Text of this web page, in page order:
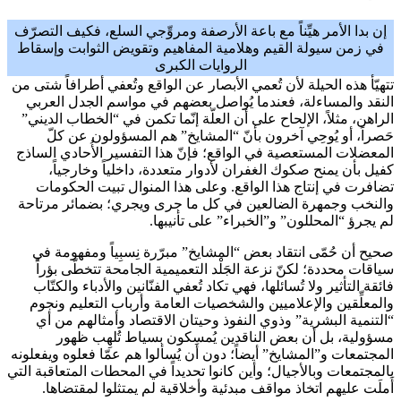
إن بدا الأمر هيِّناً مع باعة الأرصفة ومروِّجي السلع، فكيف التصرّف
في زمن سيولة القيم وهلامية المفاهيم وتقويض الثوابت وإسقاط
الروايات الكبرى
تتهيّأ هذه الحيلة لأن تُعمي الأبصار عن الواقع وتُعفي أطرافاً شتى من
النقد والمساءلة، فعندما يُواصل بعضهم في مواسم الجدل العربي
الراهن، مثلاً، الإلحاح على أن العلّة إنّما تكمن في “الخطاب الديني”
حَصراً، أو يُوحِي آخرون بأنّ “المشايخ” هم المسؤولون عن كلّ
المعضلات المستعصية في الواقع؛ فإنّ هذا التفسير الأُحادي الساذج
كفيل بأن يمنح صكوك الغفران لأدوار متعددة، داخلياً وخارجياً،
تضافرت في إنتاج هذا الواقع. وعلى هذا المنوال تبيت الحكومات
والنخب وجمهرة الضالعين في كل ما جرى ويجري؛ بضمائر مرتاحة
لم يجرؤ “المحللون” و”الخبراء” على تأنيبها.
صحيح أن حُمّى انتقاد بعض “المشايخ” مبرّرة نِسبِياً ومفهومة في
سياقات محددة؛ لكنّ نزعة الجَلْد التعميمية الجامحة تتخطّى بؤراً
فائقة التأثير ولا تُسائلها، فهي تكاد تُعفي الفنّانين والأدباء والكتّاب
والمعلِّقين والإعلاميين والشخصيات العامة وأرباب التعليم ونجوم
“التنمية البشرية” وذوي النفوذ وحيتان الاقتصاد وأمثالهم من أي
مسؤولية، بل أن بعض الناقدين يُمسِكون بسياط تُلهِب ظهور
المجتمعات و”المشايخ” أيضاً؛ دون أن يُسألوا هم عمّا فعلوه ويفعلونه
بالمجتمعات وبالأجيال؛ وأين كانوا تحديداً في المحطات المتعاقبة التي
أَملَت عليهم اتخاذ مواقف مبدئية وأخلاقية لم يمتثلوا لمقتضاها.